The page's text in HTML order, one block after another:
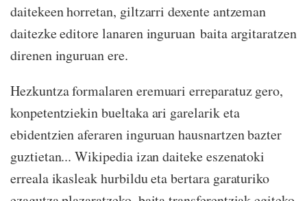
daitekeen horretan, giltzarri dexente antzeman
daitezke editore lanaren inguruan baita argitaratzen
direnen inguruan ere.
Hezkuntza formalaren eremuari erreparatuz gero,
konpetentziekin bueltaka ari garelarik eta
ebidentzien aferaren inguruan hausnartzen bazter
guztietan... Wikipedia izan daiteke eszenatoki
erreala ikasleak hurbildu eta bertara garaturiko